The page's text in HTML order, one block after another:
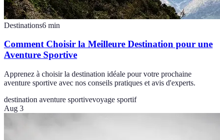
Destinations6 min
Comment Choisir la Meilleure Destination pour une
Aventure Sportive
Apprenez à choisir la destination idéale pour votre prochaine
aventure sportive avec nos conseils pratiques et avis d'experts.
destination aventure sportivevoyage sportif
Aug 3